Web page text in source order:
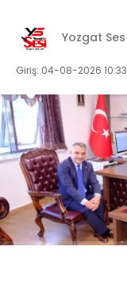
Yozgat
Giriş: 04-08-2026 10:33